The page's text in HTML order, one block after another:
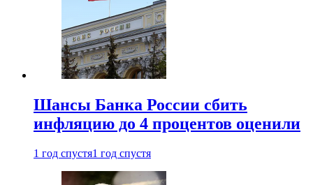
Шансы Банка России сбить
инфляцию до 4 процентов оценили
1 год спустя1 год спустя